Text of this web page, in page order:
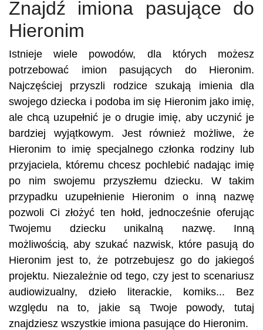
Znajdź imiona pasujące do
Hieronim
Istnieje wiele powodów, dla których możesz
potrzebować imion pasujących do Hieronim.
Najczęściej przyszli rodzice szukają imienia dla
swojego dziecka i podoba im się Hieronim jako imię,
ale chcą uzupełnić je o drugie imię, aby uczynić je
bardziej wyjątkowym. Jest również możliwe, że
Hieronim to imię specjalnego członka rodziny lub
przyjaciela, któremu chcesz pochlebić nadając imię
po nim swojemu przyszłemu dziecku. W takim
przypadku uzupełnienie Hieronim o inną nazwę
pozwoli Ci złożyć ten hołd, jednocześnie oferując
Twojemu dziecku unikalną nazwę. Inną
możliwością, aby szukać nazwisk, które pasują do
Hieronim jest to, że potrzebujesz go do jakiegoś
projektu. Niezależnie od tego, czy jest to scenariusz
audiowizualny, dzieło literackie, komiks... Bez
względu na to, jakie są Twoje powody, tutaj
znajdziesz wszystkie imiona pasujące do Hieronim.